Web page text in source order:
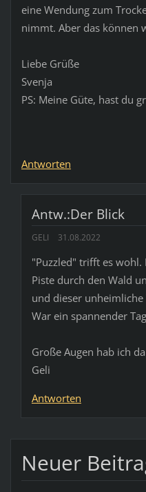
eine Wendung zum
nimmt. Aber das können
Liebe Grüße
Svenja
PS: Meine Güte, hast du
Antworten
Antw.:Der Blick
GELI 31.08.2022
"Puzzled" trifft es wohl.
Piste durch den Wald
und dieser unheimliche
War ein spannender
Große Augen hab ich
Geli
Antworten
Neuer